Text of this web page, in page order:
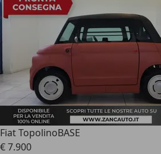
Fiat TopolinoBASE
€ 7.900